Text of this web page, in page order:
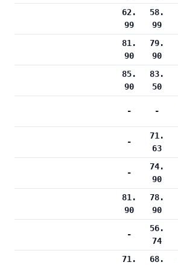
62.
99
58.
99
81.
90
79.
90
85.
90
83.
50
- -
-
71.
63
-
74.
90
81.
90
78.
90
-
56.
74
71.
68.